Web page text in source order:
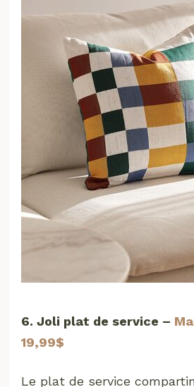
6. Joli plat de service –
19,99$
Le plat de service